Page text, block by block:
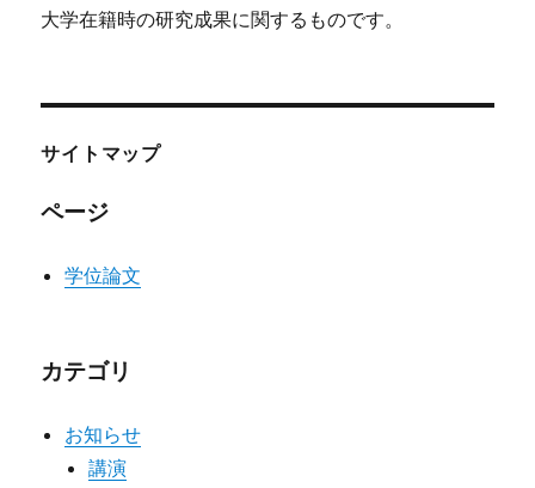
大学在籍時の研究成果に関するものです。
サイトマップ
ページ
学位論文
カテゴリ
お知らせ
講演